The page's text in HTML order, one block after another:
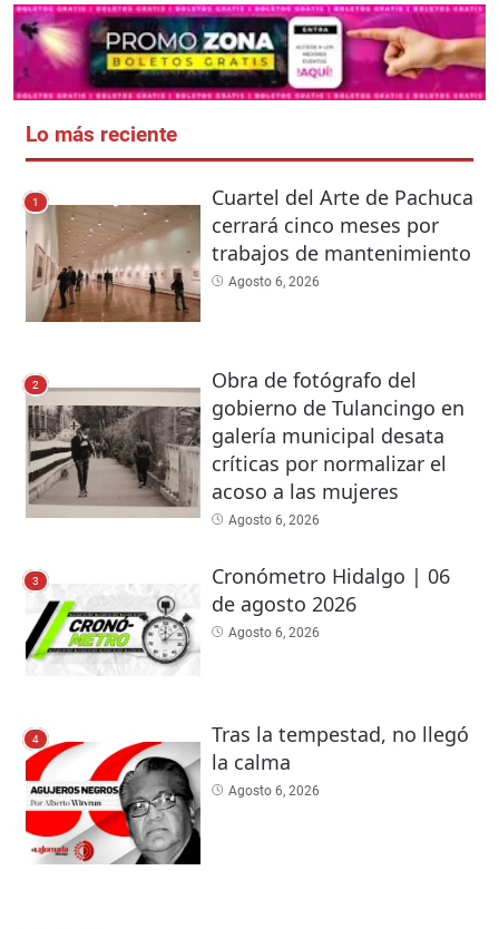
Lo más reciente
1
Cuartel del Arte de Pachuca
cerrará cinco meses por
trabajos de mantenimiento
Agosto 6, 2026
2
Obra de fotógrafo del
gobierno de Tulancingo en
galería municipal desata
críticas por normalizar el
acoso a las mujeres
Agosto 6, 2026
3
Cronómetro Hidalgo | 06
de agosto 2026
Agosto 6, 2026
4
Tras la tempestad, no llegó
la calma
Agosto 6, 2026